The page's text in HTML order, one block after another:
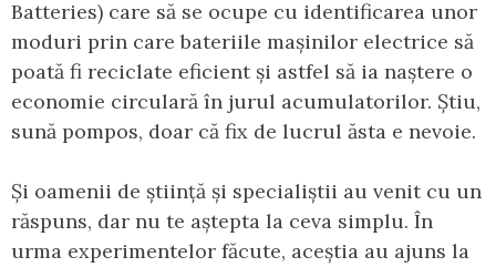
Batteries) care să se ocupe cu identificarea unor
moduri prin care bateriile mașinilor electrice să
poată fi reciclate eficient și astfel să ia naștere o
economie circulară în jurul acumulatorilor. Știu,
sună pompos, doar că fix de lucrul ăsta e nevoie.
Și oamenii de știință și specialiștii au venit cu un
răspuns, dar nu te aștepta la ceva simplu. În
urma experimentelor făcute, aceștia au ajuns la